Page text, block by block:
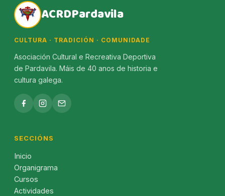
ACRDPardavila
CULTURA · TRADICIÓN · COMUNIDADE
Asociación Cultural e Recreativa Deportiva
de Pardavila. Máis de 40 anos de historia e
cultura galega.
SECCIÓNS
Inicio
Organigrama
Cursos
Actividades